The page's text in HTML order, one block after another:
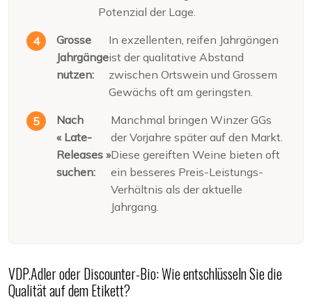
Potenzial der Lage.
Grosse
Jahrgänge
nutzen:
In exzellenten, reifen Jahrgängen
ist der qualitative Abstand
zwischen Ortswein und Grossem
Gewächs oft am geringsten.
Nach
« Late-
Releases »
suchen:
Manchmal bringen Winzer GGs
der Vorjahre später auf den Markt.
Diese gereiften Weine bieten oft
ein besseres Preis-Leistungs-
Verhältnis als der aktuelle
Jahrgang.
VDP.Adler oder Discounter-Bio: Wie entschlüsseln Sie die
Qualität auf dem Etikett?